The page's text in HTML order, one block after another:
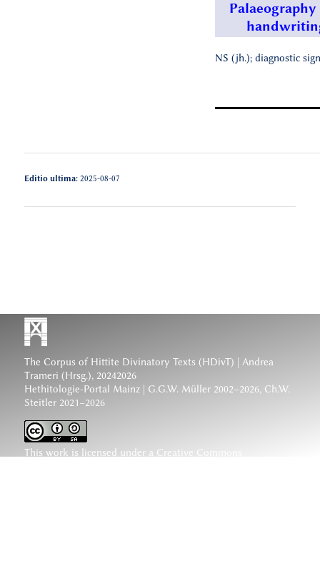
Palaeography
NS (jh.); diagnostic
Editio ultima:2025-08-07
The Corpus of Hittite Divinatory Texts (HDivT) | Andrea
Trameri (Hrsg.), 20242026
Hethitologie-Portal Mainz | G.G.W. Müller 2002–2026, Ch.W.
Steitler 2021–2026
This work is licensed under a Creative Commons